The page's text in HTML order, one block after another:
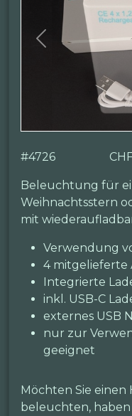
Previous
#4726
Beleuchtung für
Weihnachtsstern
mit
Verwendung
4 mitgelieferte
Integrierte
inkl. USB-C
externes USB
nur zur
geeignet
Möchten Sie
beleuchten,